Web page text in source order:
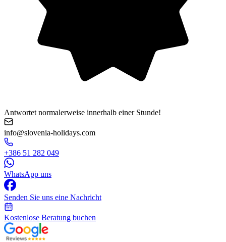
Antwortet normalerweise innerhalb einer Stunde!
info@slovenia-holidays.com
+386 51 282 049
WhatsApp uns
Senden Sie uns eine Nachricht
Kostenlose Beratung buchen